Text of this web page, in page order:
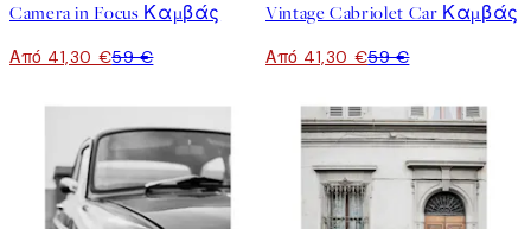
Camera in Focus Καμβάς
Από 41,30 €59 €
Vintage Cabriolet Car Καμβάς
Από 41,30 €59 €